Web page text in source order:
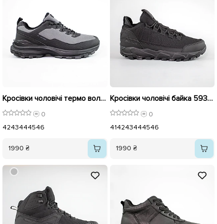
Кросівки чоловічі термо вологістійкі 593477 Сірі
0
4243444546
1990 ₴
Кросівки чоловічі байка 593476 Чорні
0
414243444546
1990 ₴